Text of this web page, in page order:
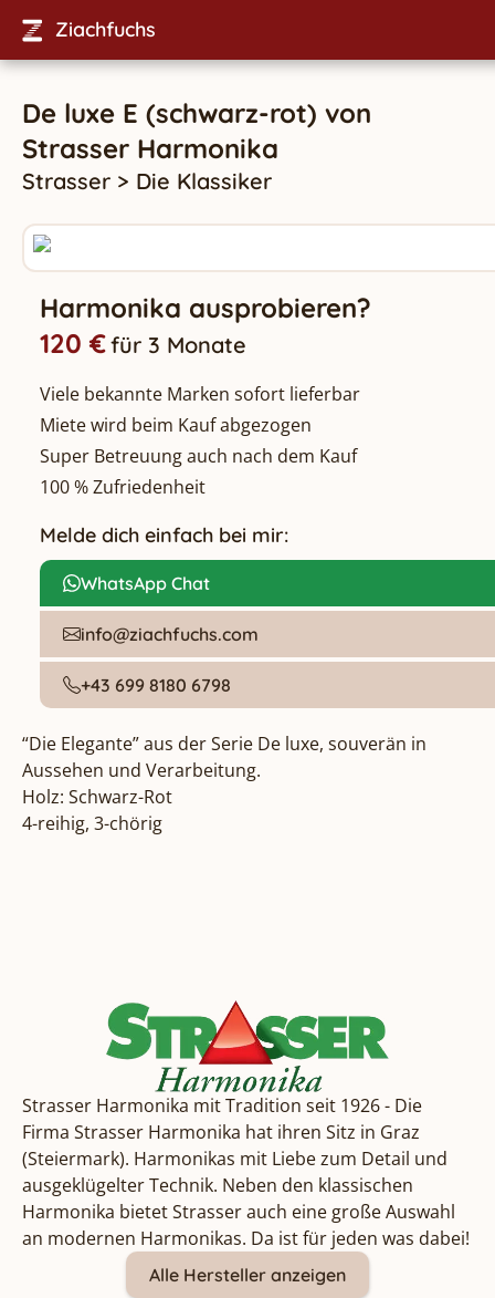
Ziachfuchs
De luxe E (schwarz-rot) von
Strasser Harmonika
Strasser > Die Klassiker
Harmonika ausprobieren?
120 €für 3 Monate
Viele bekannte Marken sofort lieferbar
Miete wird beim Kauf abgezogen
Super Betreuung auch nach dem Kauf
100 % Zufriedenheit
Melde dich einfach bei mir:
WhatsApp Chat
info@ziachfuchs.com
+43 699 8180 6798
“Die Elegante” aus der Serie De luxe, souverän in
Aussehen und Verarbeitung.
Holz: Schwarz-Rot
4-reihig, 3-chörig
Strasser Harmonika mit Tradition seit 1926 - Die
Firma Strasser Harmonika hat ihren Sitz in Graz
(Steiermark). Harmonikas mit Liebe zum Detail und
ausgeklügelter Technik. Neben den klassischen
Harmonika bietet Strasser auch eine große Auswahl
an modernen Harmonikas. Da ist für jeden was dabei!
Alle Hersteller anzeigen